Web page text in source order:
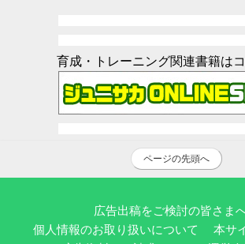
育成・トレーニング関連書籍は
ページの先頭へ
広告出稿をご検討の皆さま
個人情報のお取り扱いについて
本サ